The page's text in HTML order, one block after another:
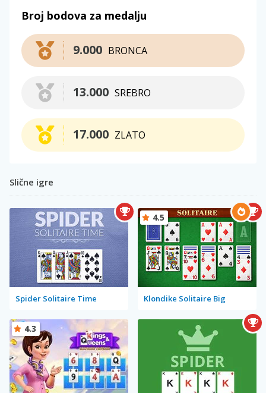
Broj bodova za medalju
BRONCA
9.000
SREBRO
13.000
ZLATO
17.000
Slične igre
Spider Solitaire Time Klondike Solitaire Big
4.5
4.3